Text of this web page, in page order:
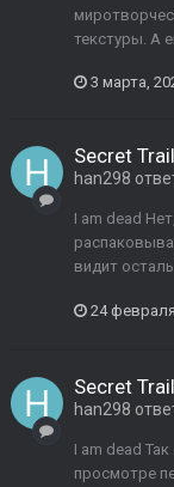
текстуры. А
3 марта,
Secret
han298
I am dead
видит
24
Secret
han298
I am dead
просмотре